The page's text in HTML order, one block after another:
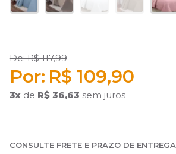
R$ 117,99
R$ 109,90
3x de R$ 36,63 sem juros
CONSULTE FRETE E PRAZO DE ENTREGA